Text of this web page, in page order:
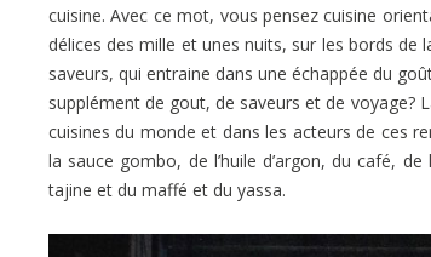
cuisine. Avec ce mot, vous pensez cuisine
délices des mille et unes nuits, sur les bords
saveurs, qui entraine dansune échappée du
supplément de gout, de saveurs et de voyage?
cuisines du monde et dans les acteurs de ces
la sauce gombo, de l’huile d’argon, du café,
tajine et du maffé et du yassa.